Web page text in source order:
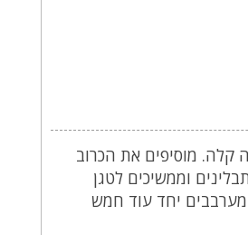
מוסיפים את הכרוב
וממשיכים לטגן
יחד עוד חמש